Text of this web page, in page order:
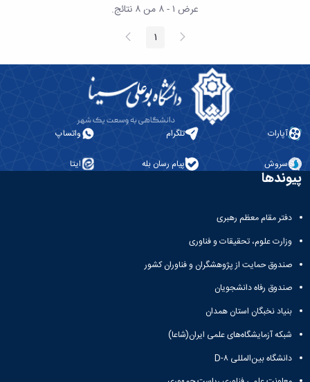
عرض ١ - ٨ من ٨ نتائج.
الصفحة
السابقة الصفحة1 الصفحة
التالية
آپارات تلگرام واتساپ
سروش پیام رسان بله ایتا
پیوندها
دفتر مقام معظم رهبری
وزارت علوم، تحقیقات و فناوری
صندوق حمایت از پژوهشگران و فناوران کشور
صندوق رفاه دانشجویان
بنیاد نخبگان استان همدان
شبکه آزمایشگاه‌های علمی ایران(شاعا)
دانشگاه بین‌المللی D-۸